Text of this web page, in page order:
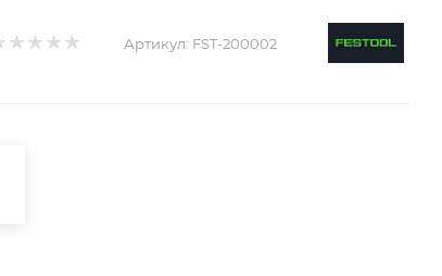
Артикул: FST-200002